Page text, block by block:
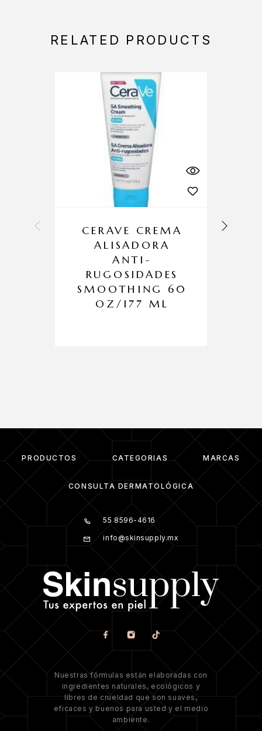
RELATED PRODUCTS
CERAVE CREMA
ALISADORA
ANTI-
RUGOSIDADES
SMOOTHING 60
OZ/177 ML
PRODUCTOS CATEGORIAS MARCAS
CONSULTA DERMATOLÓGICA
55 8596-4616
info@skinsupply.mx
Nuestras fórmulas están elaboradas con
ingredientes naturales, ecológicos y
libres de crueldad que son suaves,
eficaces y buenos para usted y el medio
ambiente.